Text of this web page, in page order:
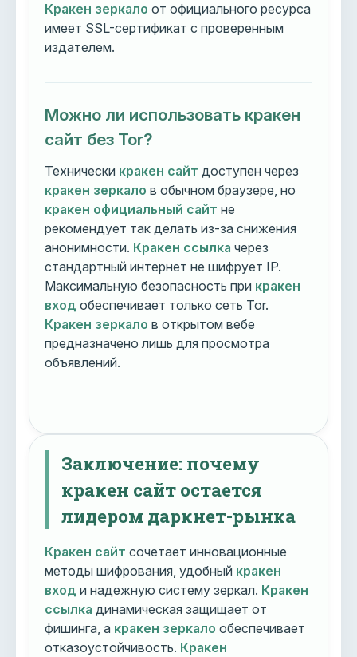
Кракен зеркало от официального ресурса
имеет SSL-сертификат с проверенным
издателем.
Можно ли использовать кракен
сайт без Tor?
Технически кракен сайт доступен через
кракен зеркало в обычном браузере, но
кракен официальный сайт не
рекомендует так делать из-за снижения
анонимности. Кракен ссылка через
стандартный интернет не шифрует IP.
Максимальную безопасность при кракен
вход обеспечивает только сеть Tor.
Кракен зеркало в открытом вебе
предназначено лишь для просмотра
объявлений.
Заключение: почему
кракен сайт остается
лидером даркнет-рынка
Кракен сайт сочетает инновационные
методы шифрования, удобный кракен
вход и надежную систему зеркал. Кракен
ссылка динамическая защищает от
фишинга, а кракен зеркало обеспечивает
отказоустойчивость. Кракен